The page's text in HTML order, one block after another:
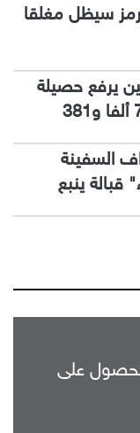
سيظل مغلقا
يرفع حصيلة
السفينة
قبالة ينبع
على